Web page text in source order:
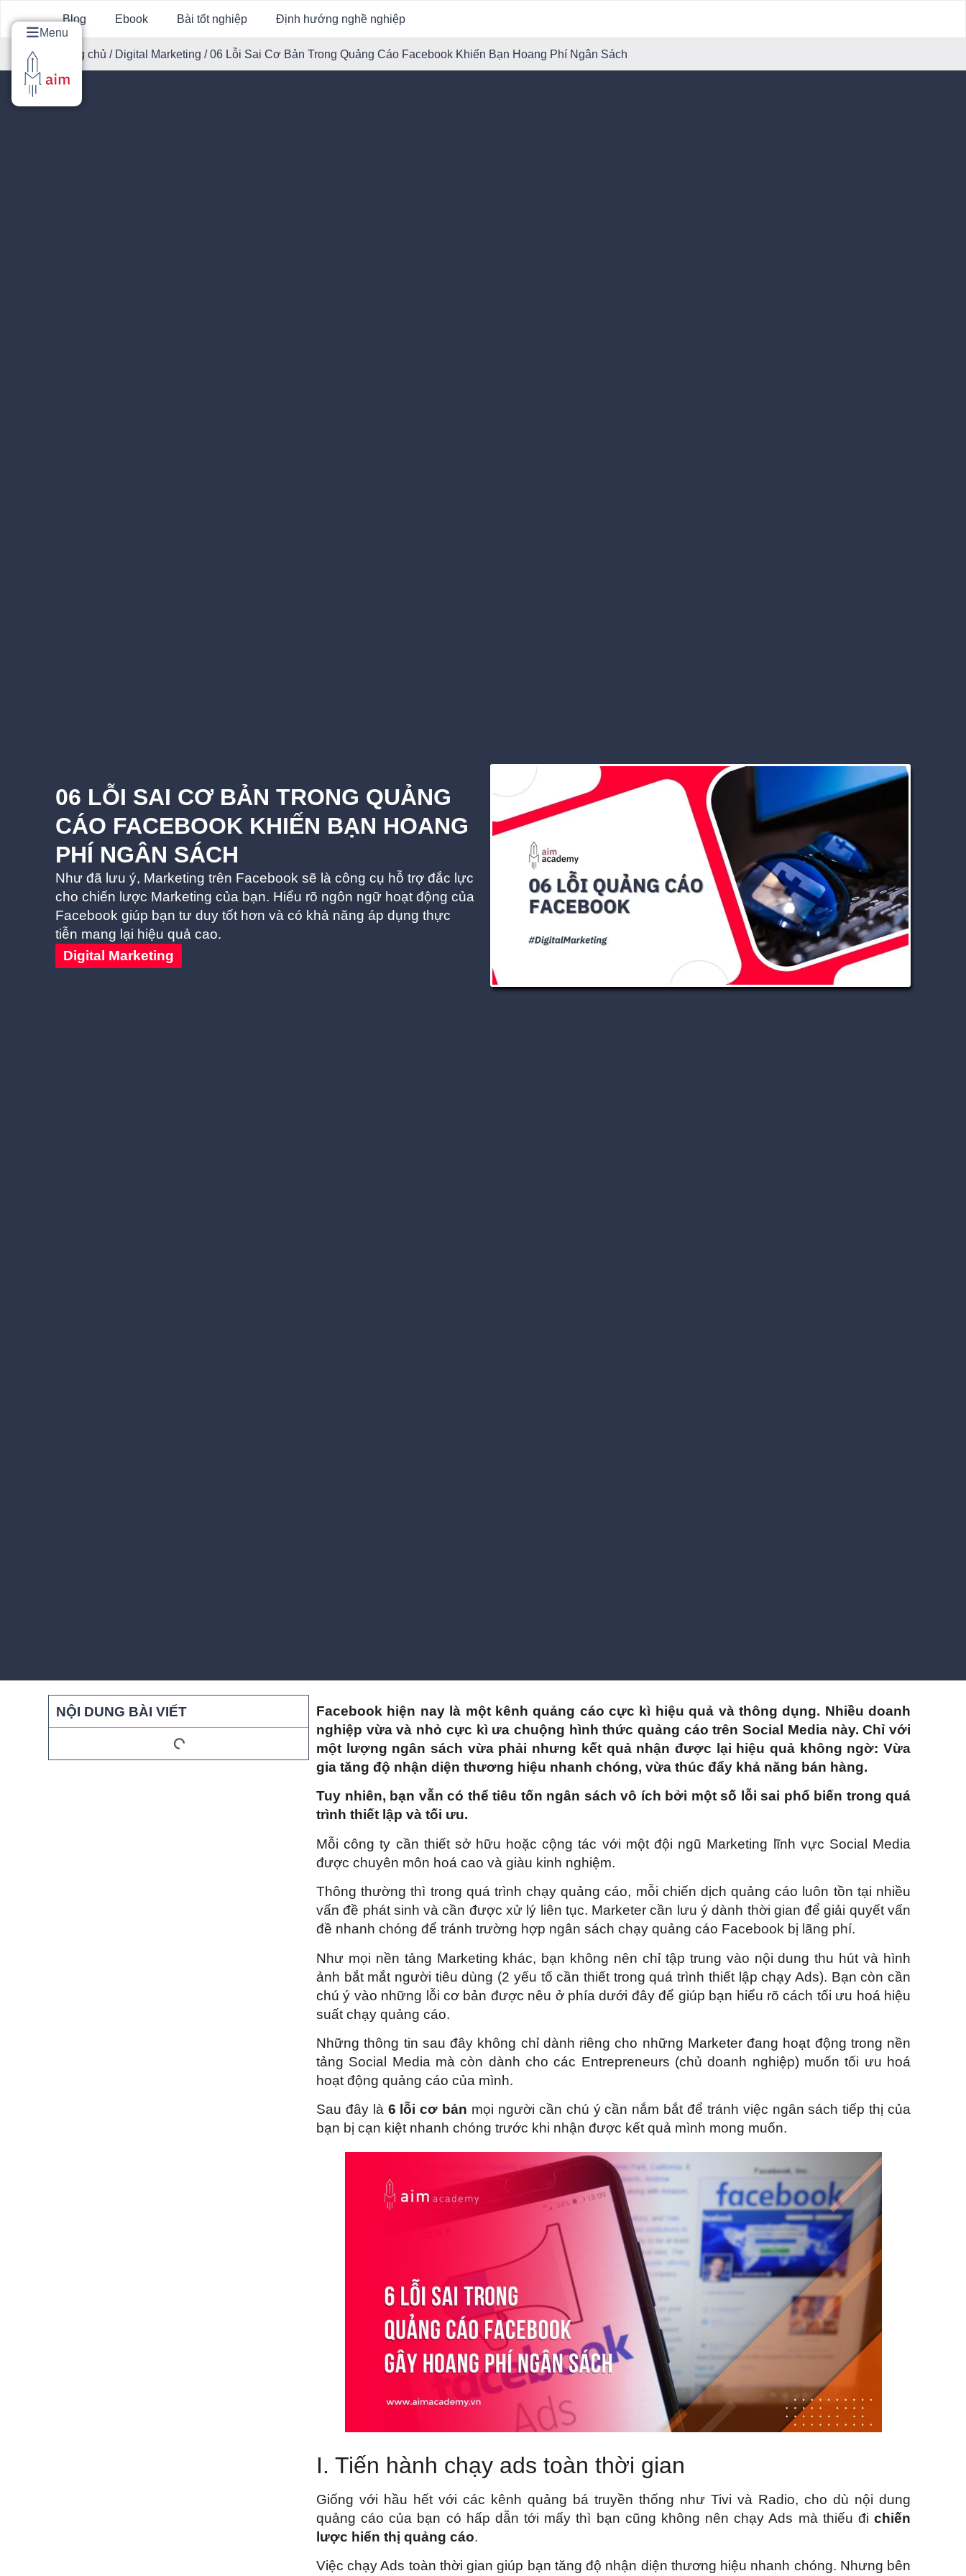
Menu
Blog Ebook Bài tốt nghiệp Định hướng nghề nghiệp
Trang chủ / Digital Marketing / 06 Lỗi Sai Cơ Bản Trong Quảng Cáo Facebook Khiến Bạn Hoang Phí Ngân Sách
06 LỖI SAI CƠ BẢN TRONG QUẢNG
CÁO FACEBOOK KHIẾN BẠN HOANG
PHÍ NGÂN SÁCH
Như đã lưu ý, Marketing trên Facebook sẽ là công cụ hỗ trợ đắc lực
cho chiến lược Marketing của bạn. Hiểu rõ ngôn ngữ hoạt động của
Facebook giúp bạn tư duy tốt hơn và có khả năng áp dụng thực
tiễn mang lại hiệu quả cao.
Digital Marketing
NỘI DUNG BÀI VIẾT
Facebook hiện nay là một kênh quảng cáo cực kì hiệu quả và thông dụng. Nhiều doanh
nghiệp vừa và nhỏ cực kì ưa chuộng hình thức quảng cáo trên Social Media này. Chỉ với
một lượng ngân sách vừa phải nhưng kết quả nhận được lại hiệu quả không ngờ: Vừa
gia tăng độ nhận diện thương hiệu nhanh chóng, vừa thúc đẩy khả năng bán hàng.
Tuy nhiên, bạn vẫn có thể tiêu tốn ngân sách vô ích bởi một số lỗi sai phổ biến trong quá
trình thiết lập và tối ưu.
Mỗi công ty cần thiết sở hữu hoặc cộng tác với một đội ngũ Marketing lĩnh vực Social Media
được chuyên môn hoá cao và giàu kinh nghiệm.
Thông thường thì trong quá trình chạy quảng cáo, mỗi chiến dịch quảng cáo luôn tồn tại nhiều
vấn đề phát sinh và cần được xử lý liên tục. Marketer cần lưu ý dành thời gian để giải quyết vấn
đề nhanh chóng để tránh trường hợp ngân sách chạy quảng cáo Facebook bị lãng phí.
Như mọi nền tảng Marketing khác, bạn không nên chỉ tập trung vào nội dung thu hút và hình
ảnh bắt mắt người tiêu dùng (2 yếu tố cần thiết trong quá trình thiết lập chạy Ads). Bạn còn cần
chú ý vào những lỗi cơ bản được nêu ở phía dưới đây để giúp bạn hiểu rõ cách tối ưu hoá hiệu
suất chạy quảng cáo.
Những thông tin sau đây không chỉ dành riêng cho những Marketer đang hoạt động trong nền
tảng Social Media mà còn dành cho các Entrepreneurs (chủ doanh nghiệp) muốn tối ưu hoá
hoạt động quảng cáo của mình.
Sau đây là 6 lỗi cơ bản mọi người cần chú ý cần nắm bắt để tránh việc ngân sách tiếp thị của
bạn bị cạn kiệt nhanh chóng trước khi nhận được kết quả mình mong muốn.
I. Tiến hành chạy ads toàn thời gian
Giống với hầu hết với các kênh quảng bá truyền thống như Tivi và Radio, cho dù nội dung
quảng cáo của bạn có hấp dẫn tới mấy thì bạn cũng không nên chạy Ads mà thiếu đi chiến
lược hiển thị quảng cáo.
Việc chạy Ads toàn thời gian giúp bạn tăng độ nhận diện thương hiệu nhanh chóng. Nhưng bên